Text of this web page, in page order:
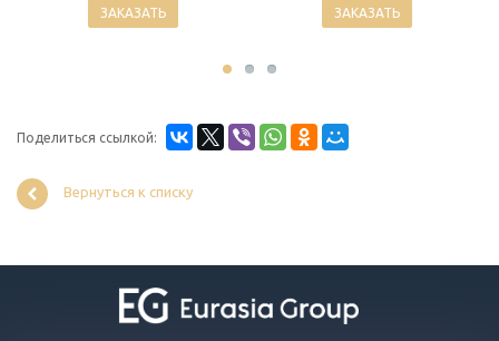
ЗАКАЗАТЬ ЗАКАЗАТЬ
Поделиться ссылкой:
Вернуться к списку